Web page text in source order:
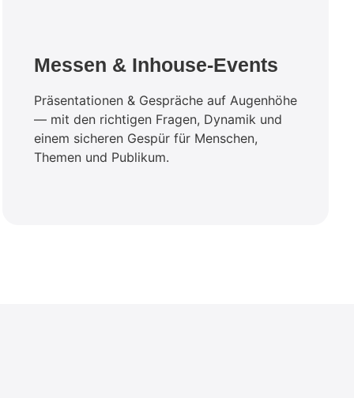
Messen & Inhouse-Events
Präsentationen & Gespräche auf Augenhöhe
— mit den richtigen Fragen, Dynamik und
einem sicheren Gespür für Menschen,
Themen und Publikum.